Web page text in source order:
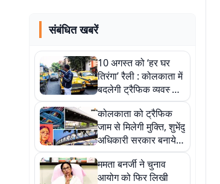
संबंधित खबरें
10 अगस्त को ‘हर घर
तिरंगा’ रैली : कोलकाता में
बदलेगी ट्रैफिक व्यवस्था,
बंद रहेंगी प्रमुख सड़कें
कोलकाता को ट्रैफिक
जाम से मिलेगी मुक्ति, शुभेंदु
अधिकारी सरकार बनायेगी
रिंग रोड, फ्लाईओवर और
स्काईवॉक
ममता बनर्जी ने चुनाव
आयोग को फिर लिखी